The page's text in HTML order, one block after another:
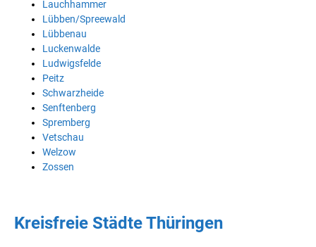
Lauchhammer
Lübben/Spreewald
Lübbenau
Luckenwalde
Ludwigsfelde
Peitz
Schwarzheide
Senftenberg
Spremberg
Vetschau
Welzow
Zossen
Kreisfreie Städte Thüringen